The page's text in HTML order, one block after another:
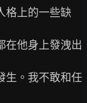
格上的一些缺
在他身上發洩出
生。我不敢和任